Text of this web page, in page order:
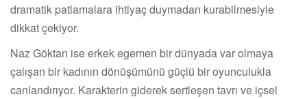
dramatik patlamalara ihtiyaç duymadan kurabilmesiyle
dikkat çekiyor.
Naz Göktan ise erkek egemen bir dünyada var olmaya
çalışan bir kadının dönüşümünü güçlü bir oyunculukla
canlandırıyor. Karakterin giderek sertleşen tavrı ve içsel